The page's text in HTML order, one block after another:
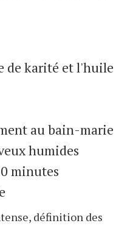
de karité et l'huile
au bain-marie
humides
minutes
définition des